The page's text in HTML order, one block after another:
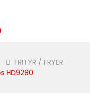
FRITYR / FRYER
HD9280